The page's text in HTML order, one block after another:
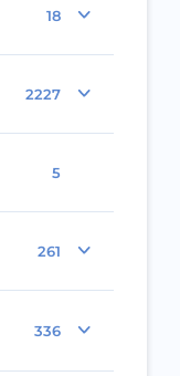
18
2227
5
261
336